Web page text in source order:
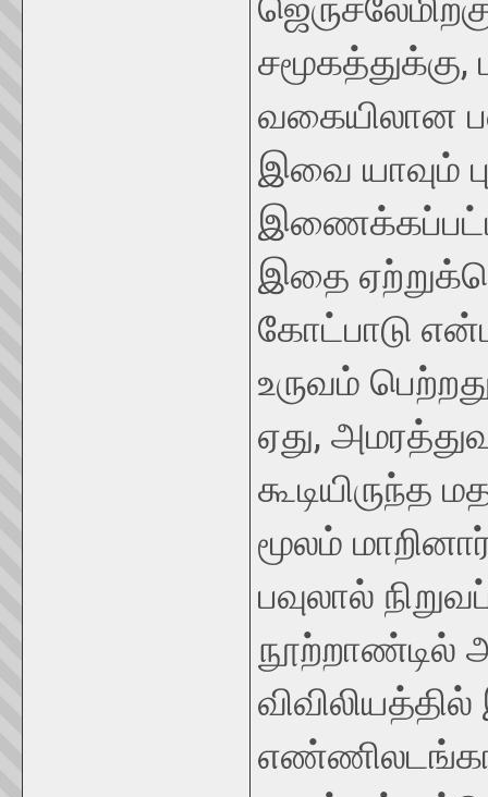
வகையிலான
இவை யாவும்
இதை
கோட்பாடு
உருவம்
ஏது,
கூடியிருந்த
மூலம்
பவுலால்
நூற்றாண்டில்